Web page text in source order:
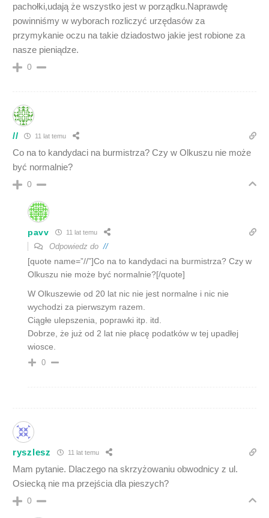
pachołki,udają że wszystko jest w porządku.Naprawdę
powinniśmy w wyborach rozliczyć urzędasów za
przymykanie oczu na takie dziadostwo jakie jest robione za
nasze pieniądze.
0
// 11 lat temu
Co na to kandydaci na burmistrza? Czy w Olkuszu nie może
być normalnie?
0
pavv 11 lat temu
Odpowiedz do //
[quote name=”//”]Co na to kandydaci na burmistrza? Czy w
Olkuszu nie może być normalnie?[/quote]
W Olkuszewie od 20 lat nic nie jest normalne i nic nie
wychodzi za pierwszym razem.
Ciągłe ulepszenia, poprawki itp. itd.
Dobrze, że już od 2 lat nie płacę podatków w tej upadłej
wiosce.
0
ryszlesz 11 lat temu
Mam pytanie. Dlaczego na skrzyżowaniu obwodnicy z ul.
Osiecką nie ma przejścia dla pieszych?
0